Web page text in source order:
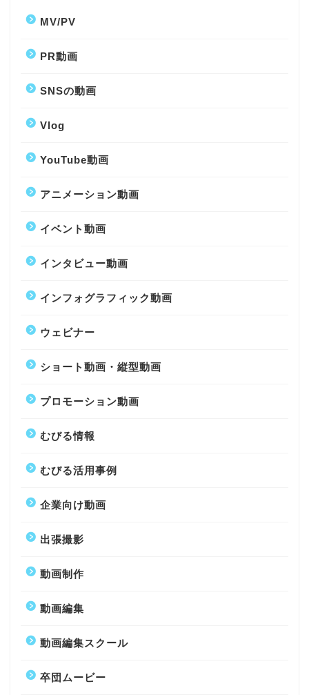
MV/PV
PR動画
SNSの動画
Vlog
YouTube動画
アニメーション動画
イベント動画
インタビュー動画
インフォグラフィック動画
ウェビナー
ショート動画・縦型動画
プロモーション動画
むびる情報
むびる活用事例
企業向け動画
出張撮影
動画制作
動画編集
動画編集スクール
卒団ムービー